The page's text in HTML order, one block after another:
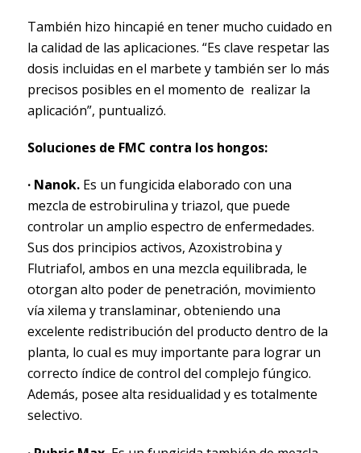
También hizo hincapié en tener mucho cuidado en
la calidad de las aplicaciones. “Es clave respetar las
dosis incluidas en el marbete y también ser lo más
precisos posibles en el momento de realizar la
aplicación”, puntualizó.
Soluciones de FMC contra los hongos:
· Nanok. Es un fungicida elaborado con una
mezcla de estrobirulina y triazol, que puede
controlar un amplio espectro de enfermedades.
Sus dos principios activos, Azoxistrobina y
Flutriafol, ambos en una mezcla equilibrada, le
otorgan alto poder de penetración, movimiento
vía xilema y translaminar, obteniendo una
excelente redistribución del producto dentro de la
planta, lo cual es muy importante para lograr un
correcto índice de control del complejo fúngico.
Además, posee alta residualidad y es totalmente
selectivo.